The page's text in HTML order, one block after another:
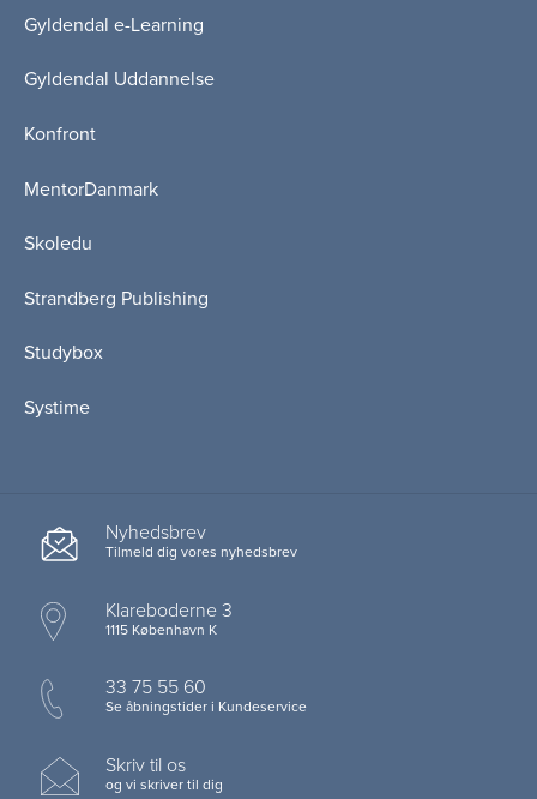
Gyldendal e-Learning
Gyldendal Uddannelse
Konfront
MentorDanmark
Skoledu
Strandberg Publishing
Studybox
Systime
Nyhedsbrev
Tilmeld dig vores nyhedsbrev
Klareboderne 3
1115 København K
33 75 55 60
Se åbningstider i Kundeservice
Skriv til os
og vi skriver til dig